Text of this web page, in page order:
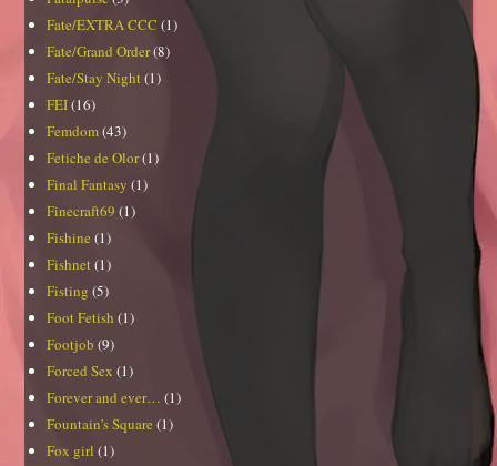
Fate/EXTRA CCC (1)
Fate/Grand Order(8)
Fate/Stay Night (1)
FEI(16)
Femdom(43)
Fetiche de Olor(1)
Final Fantasy (1)
Finecraft69 (1)
Fishine (1)
Fishnet (1)
Fisting (5)
Foot Fetish (1)
Footjob (9)
Forced Sex (1)
Forever and ever… (1)
Fountain's Square (1)
Fox girl (1)